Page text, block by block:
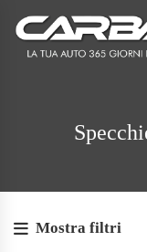
Mostra filtri